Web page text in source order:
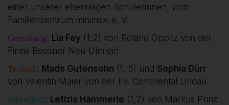
einer unserer ehemaligen Schülerinnen, vom
Familienzentrum minimaxi e. V.
Gestaltung: Lia Fey (1,2) von Roland Oppitz von der
Firma Boesner Neu-Ulm ein
Technik: Mads Gutensohn (1, 5) und Sophia Dürr
von Valentin Maier von der Fa. Continental Lindau
Wirtschaft: Letizia Hämmerle (1,2) von Markus Prinz